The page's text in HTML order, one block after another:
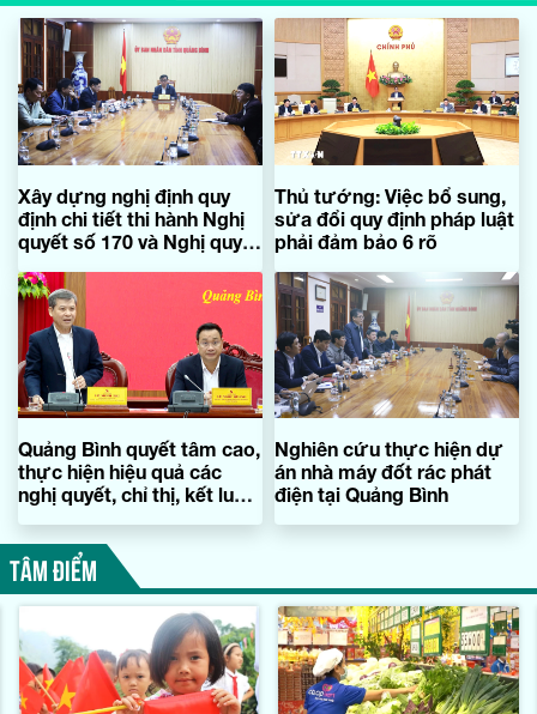
Xây dựng nghị định quy
định chi tiết thi hành Nghị
quyết số 170 và Nghị quyết
Thủ tướng: Việc bổ sung,
sửa đổi quy định pháp luật
phải đảm bảo 6 rõ
Quảng Bình quyết tâm cao,
thực hiện hiệu quả các
nghị quyết, chỉ thị, kết luận
Nghiên cứu thực hiện dự
án nhà máy đốt rác phát
điện tại Quảng Bình
TÂM ĐIỂM